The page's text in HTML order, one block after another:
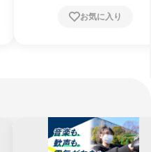
お気に入り